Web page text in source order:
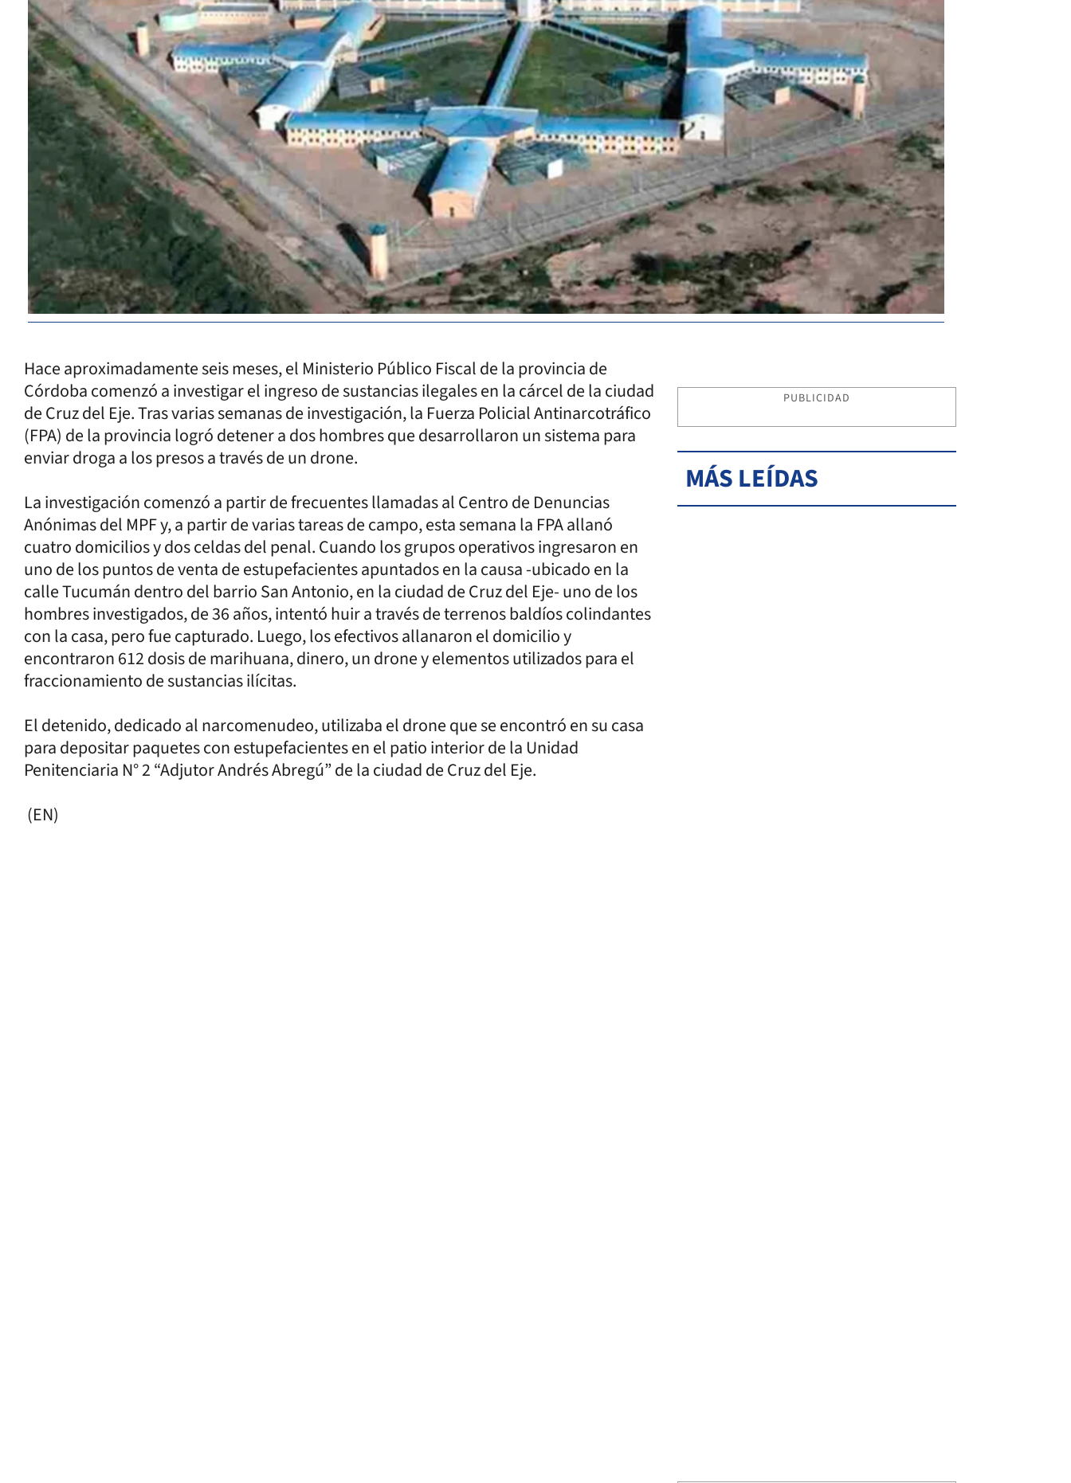
Hace aproximadamente seis meses, el Ministerio Público Fiscal de la provincia de
Córdoba comenzó a investigar el ingreso de sustancias ilegales en la cárcel de la ciudad
de Cruz del Eje. Tras varias semanas de investigación, la Fuerza Policial Antinarcotráfico
(FPA) de la provincia logró detener a dos hombres que desarrollaron un sistema para
enviar droga a los presos a través de un drone.
La investigación comenzó a partir de frecuentes llamadas al Centro de Denuncias
Anónimas del MPF y, a partir de varias tareas de campo, esta semana la FPA allanó
cuatro domicilios y dos celdas del penal. Cuando los grupos operativos ingresaron en
uno de los puntos de venta de estupefacientes apuntados en la causa -ubicado en la
calle Tucumán dentro del barrio San Antonio, en la ciudad de Cruz del Eje- uno de los
hombres investigados, de 36 años, intentó huir a través de terrenos baldíos colindantes
con la casa, pero fue capturado. Luego, los efectivos allanaron el domicilio y
encontraron 612 dosis de marihuana, dinero, un drone y elementos utilizados para el
fraccionamiento de sustancias ilícitas.
El detenido, dedicado al narcomenudeo, utilizaba el drone que se encontró en su casa
para depositar paquetes con estupefacientes en el patio interior de la Unidad
Penitenciaria N° 2 “Adjutor Andrés Abregú” de la ciudad de Cruz del Eje.
(EN)
PUBLICIDAD
MÁS LEÍDAS